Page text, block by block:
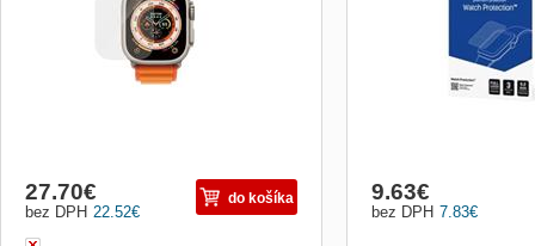
22.52€
bez DPH
27.70€ do košíka
7.83€
bez DPH
9.63€